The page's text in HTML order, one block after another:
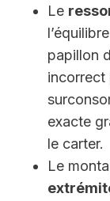
Le
papillon
incorrect
exacte
le carter.
Le